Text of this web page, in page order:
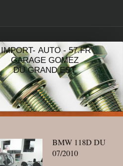
IMPORT- AUTO - 57.FR
GARAGE GOMEZ
DU GRAND EST
BMW 118D DU
07/2010